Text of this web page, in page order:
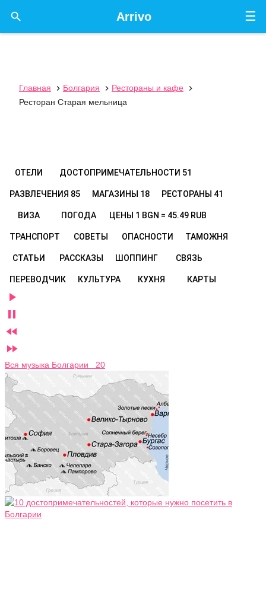
☰
Arrivo

Главная  Болгария  Рестораны и кафе

Ресторан Старая мельница
ОТЕЛИ ДОСТОПРИМЕЧАТЕЛЬНОСТИ 51
РАЗВЛЕЧЕНИЯ 85 МАГАЗИНЫ 18 РЕСТОРАНЫ 41
ВИЗА ПОГОДА ЦЕНЫ 1 BGN = 45.49 RUB
ТРАНСПОРТ СОВЕТЫ ОПАСНОСТИ ТАМОЖНЯ
СТАТЬИ РАССКАЗЫ ШОППИНГ СВЯЗЬ
ПЕРЕВОДЧИК КУЛЬТУРА КУХНЯ КАРТЫ




Вся музыка Болгарии 20